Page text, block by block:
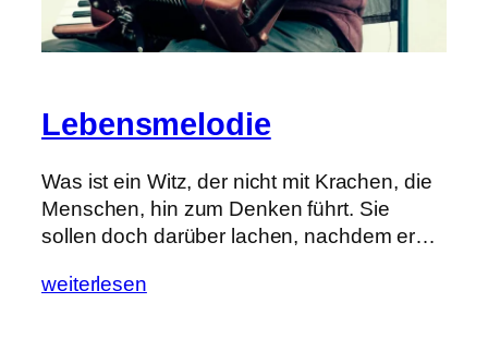
Lebensmelodie
Was ist ein Witz, der nicht mit Krachen, die
Menschen, hin zum Denken führt. Sie
sollen doch darüber lachen, nachdem er…
weiterlesen